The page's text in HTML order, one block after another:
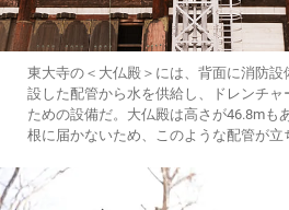
東大寺の＜大仏殿＞には、背面に消防
設した配管から水を供給し、ドレンチ
ための設備だ。大仏殿は高さが46.8mも
根に届かないため、このような配管が立